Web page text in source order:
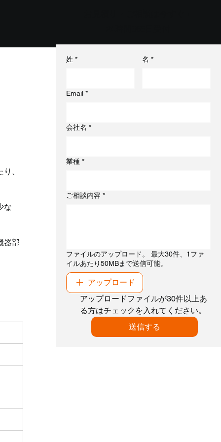
、
な
器部
姓 * 名 *
Email *
会社名 *
業種 *
ご相談内容 *
ファイルのアップロード。 最大30件、1ファ
イルあたり50MBまで送信可能。
アップロード
アップロードファイルが30件以上あ
る方はチェックを入れてください。
送信する